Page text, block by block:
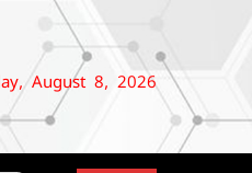
August 8, 2026